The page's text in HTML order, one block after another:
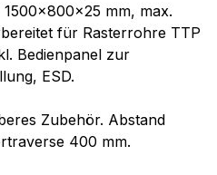
mm, max.
für Rasterrohre TTP
Bedienpanel zur
ESD.
Zubehör. Abstand
400 mm.